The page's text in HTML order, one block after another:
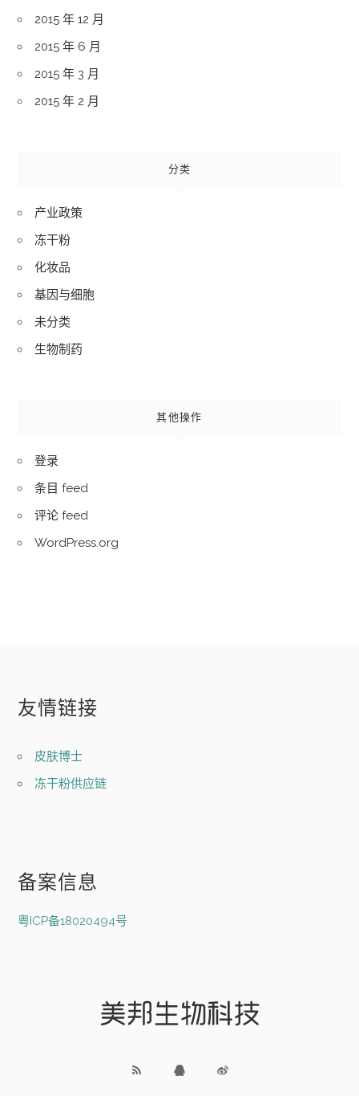
2015 年 12 月
2015 年 6 月
2015 年 3 月
2015 年 2 月
分类
产业政策
冻干粉
化妆品
基因与细胞
未分类
生物制药
其他操作
登录
条目 feed
评论 feed
WordPress.org
友情链接
皮肤博士
冻干粉供应链
备案信息
粤ICP备18020494号